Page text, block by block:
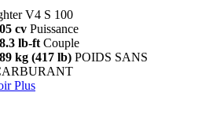
V4 S 100
cv Puissance
lb-ft Couple
kg (417 lb) POIDS SANS
Plus